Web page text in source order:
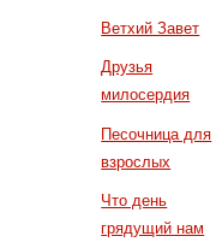
Ветхий Завет
Друзья
милосердия
Песочница для
взрослых
Что день
грядущий нам